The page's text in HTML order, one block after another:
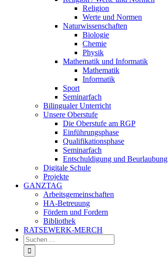
Religion
Werte und Normen
Naturwissenschaften
Biologie
Chemie
Physik
Mathematik und Informatik
Mathematik
Informatik
Sport
Seminarfach
Bilingualer Unterricht
Unsere Oberstufe
Die Oberstufe am RGP
Einführungsphase
Qualifikationsphase
Seminarfach
Entschuldigung und Beurlaubung
Digitale Schule
Projekte
GANZTAG
Arbeitsgemeinschaften
HA-Betreuung
Fördern und Fordern
Bibliothek
RATSEWERK-MERCH